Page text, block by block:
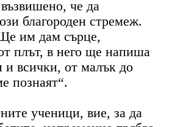
че да
благороден стремеж.
им дам сърце,
плът, в него ще напиша
и всички, от малък до
познаят“.
ученици, вие, за да